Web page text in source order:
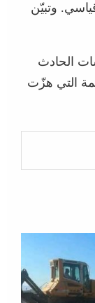
وتبيّن
الحادث
التي هزّت